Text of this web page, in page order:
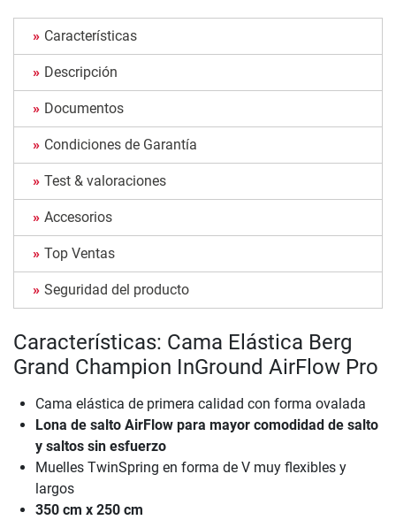
Características
Descripción
Documentos
Condiciones de Garantía
Test & valoraciones
Accesorios
Top Ventas
Seguridad del producto
Características: Cama Elástica Berg
Grand Champion InGround AirFlow Pro
Cama elástica de primera calidad con forma ovalada
Lona de salto AirFlow para mayor comodidad de salto
y saltos sin esfuerzo
Muelles TwinSpring en forma de V muy flexibles y
largos
350 cm x 250 cm